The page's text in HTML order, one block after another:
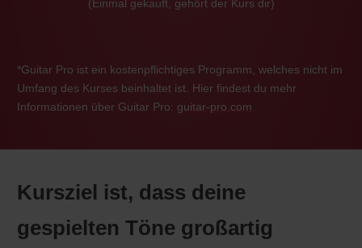
(Einmal gekauft, gehört der Kurs dir)
*Guitar Pro ist ein kostenpflichtiges Programm, welches nicht im
Umfang des Kurses beinhaltet ist. Hier findest du mehr
Informationen über Guitar Pro: guitar-pro.com
Kursziel ist, dass deine
gespielten Töne großartig